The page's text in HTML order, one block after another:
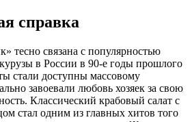
справка
тесно связана с популярностью
в России в 90-е годы прошлого
стали доступны массовому
завоевали любовь хозяек за свою
Классический крабовый салат с
стал одним из главных хитов того